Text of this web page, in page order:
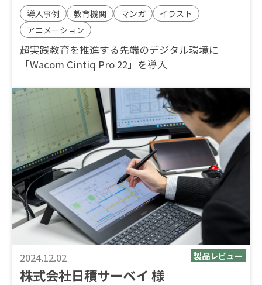
導入事例 教育機関 マンガ
イラスト
アニメーション
超実践教育を推進する先端のデジタル環境に
「Wacom Cintiq Pro 22」を導入
2024.12.02
株式会社日積サーベイ 様